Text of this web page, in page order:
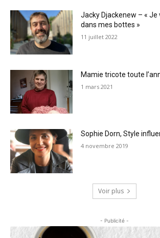
Jacky Djackenew – «
dans mes bottes »
11 juillet 2022
Mamie tricote toute
1 mars 2021
Sophie Dorn, Style
4 novembre 2019
Voir plus
- Publicité -